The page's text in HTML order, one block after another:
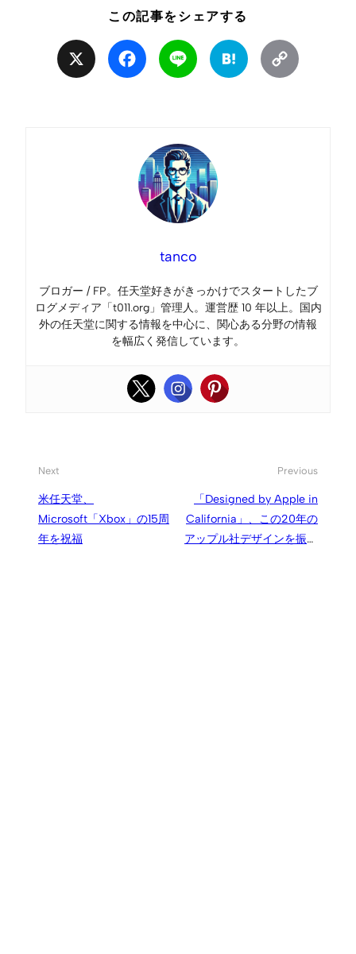
この記事をシェアする
Facebook Line Hatena
tanco
ブロガー / FP。任天堂好きがきっかけでスタートしたブ
ログメディア「t011.org」管理人。運営歴 10 年以上。国内
外の任天堂に関する情報を中心に、関心ある分野の情報
を幅広く発信しています。
Next
米任天堂、
Microsoft「Xbox」の15周
年を祝福
Previous
「Designed by Apple in
California」、この20年の
アップル社デザインを振り